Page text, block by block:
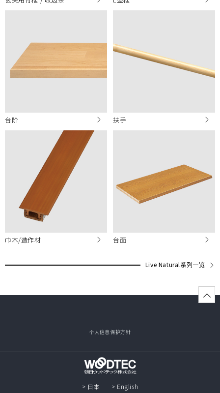
台阶 扶手
巾木/造作材 台面
Live Natural系列一览
个人信息保护方针
> 日本 > English